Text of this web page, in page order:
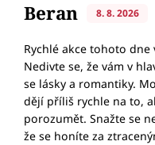
Beran 8. 8. 2026
Rychlé akce tohoto
Nedivte se, že vám v
se lásky a romantiky.
dějí příliš rychle na to,
porozumět. Snažte se
že se honíte za